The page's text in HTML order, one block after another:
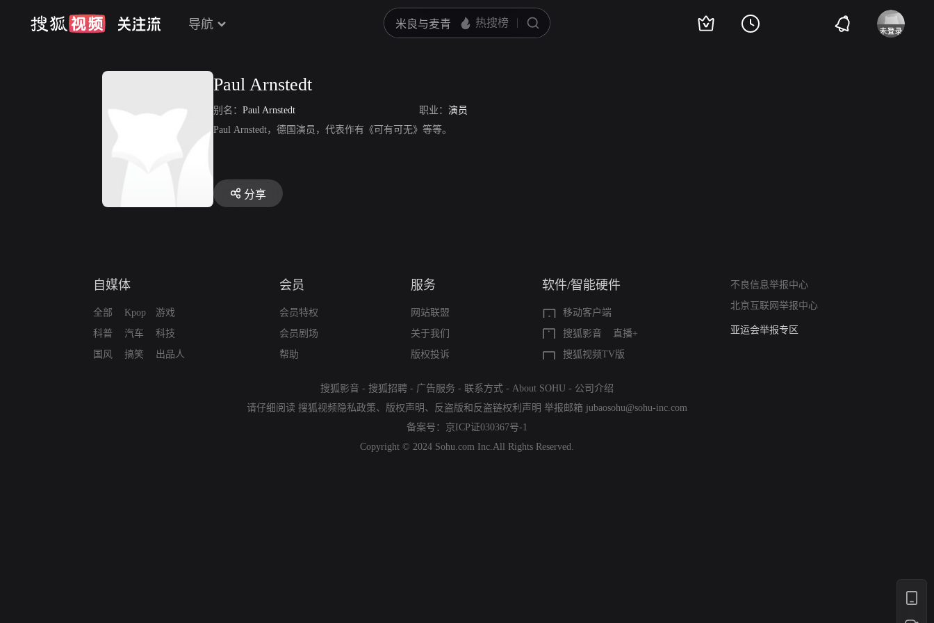
导航
Paul Arnstedt
别名： Paul Arnstedt 职业： 演员
Paul Arnstedt，德国演员，代表作有《可有可无》等等。
分享
自媒体
全部
科普
国风
Kpop
汽车
搞笑
游戏
科技
出品人
会员
会员特权
会员剧场
帮助
服务
网站联盟
关于我们
版权投诉
软件/智能硬件
移动客户端
搜狐影音
直播+
搜狐视频TV版
不良信息举报中心
北京互联网举报中心
算法推荐专项举报
亚运会举报专区
搜狐影音 - 搜狐招聘 - 广告服务 - 联系方式 - About SOHU - 公司介绍
请仔细阅读 搜狐视频隐私政策、 版权声明 、 反盗版和反盗链权利声明 举报邮箱 jubaosohu@sohu-inc.com
备案号： 京ICP证030367号-1
Copyright © 2024 Sohu.com Inc.All Rights Reserved.